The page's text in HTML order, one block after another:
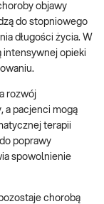
objawy
do stopniowego
długości życia. W
intensywnej opieki
rozwój
a pacjenci mogą
terapii
poprawy
spowolnienie
chorobą